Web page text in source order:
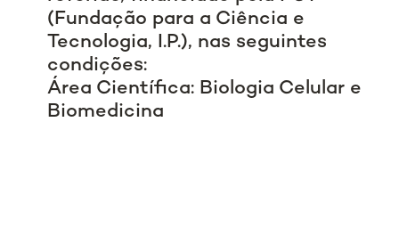
(Fundação para a Ciência e
Tecnologia, I.P.), nas seguintes
condições:
Área Científica: Biologia Celular e
Biomedicina